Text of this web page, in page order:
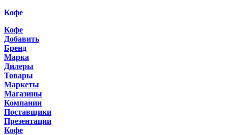
Кофе
Кофе
Добавить
Бренд
Марка
Дилеры
Товары
Маркеты
Магазины
Компании
Поставщики
Презентации
Кофе